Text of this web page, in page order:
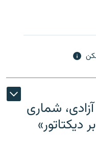
شماری
دیکتاتور»